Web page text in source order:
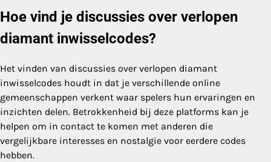
Hoe vind je discussies over verlopen
diamant inwisselcodes?
Het vinden van discussies over verlopen diamant
inwisselcodes houdt in dat je verschillende online
gemeenschappen verkent waar spelers hun ervaringen en
inzichten delen. Betrokkenheid bij deze platforms kan je
helpen om in contact te komen met anderen die
vergelijkbare interesses en nostalgie voor eerdere codes
hebben.